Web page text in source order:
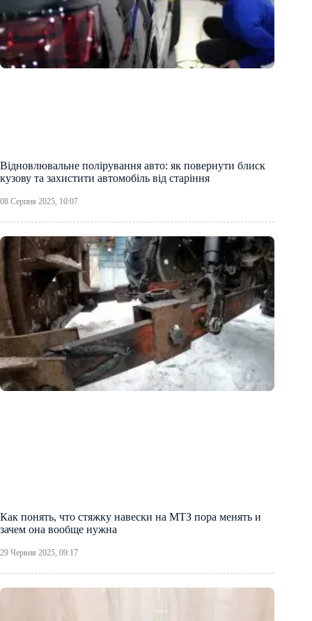
Відновлювальне полірування авто: як повернути блиск
кузову та захистити автомобіль від старіння
08 Серпня 2025, 10:07
Как понять, что стяжку навески на МТЗ пора менять и
зачем она вообще нужна
29 Червня 2025, 09:17